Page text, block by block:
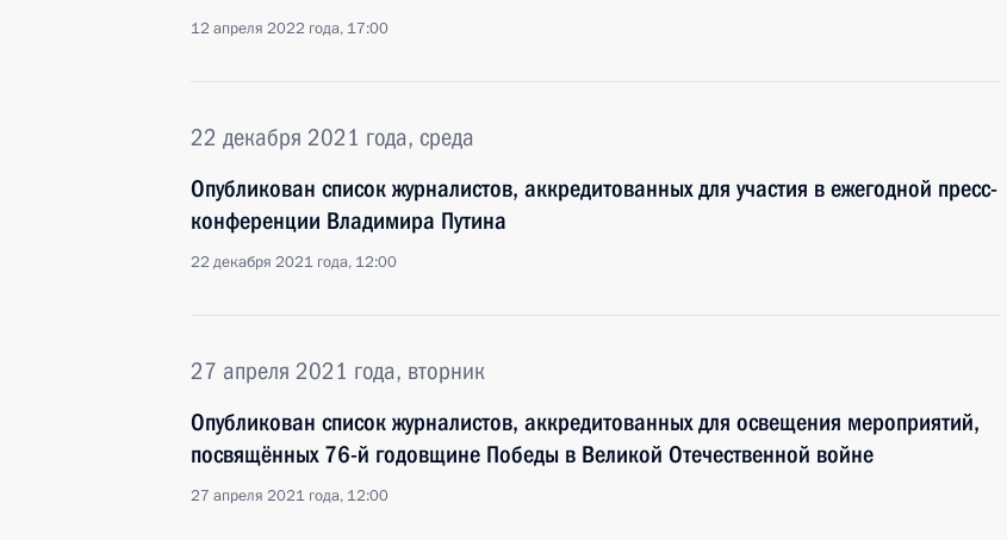
12 апреля 2022 года, 17:00
22 декабря 2021 года, среда
Опубликован список журналистов, аккредитованных для участия в ежегодной пресс-
конференции Владимира Путина
22 декабря 2021 года, 12:00
27 апреля 2021 года, вторник
Опубликован список журналистов, аккредитованных для освещения мероприятий,
посвящённых 76-й годовщине Победы в Великой Отечественной войне
27 апреля 2021 года, 12:00